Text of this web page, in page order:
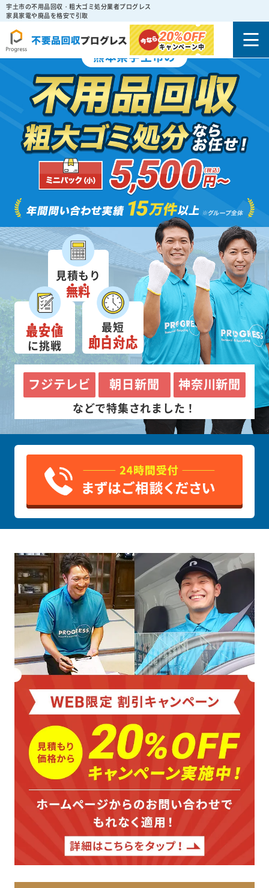
宇土市の不用品回収・粗大ゴミ処分業者プログレス
家具家電や廃品を格安で引取
20%OFF
キャンペーン中
熊本県宇土市の
見積もり
無料
最安値
に挑戦
最短
即日対応
フジテレビ 朝日新聞 神奈川新聞
などで特集されました！